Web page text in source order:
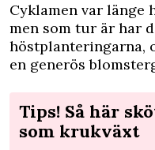
Cyklamen var länge
men som tur är har
höstplanteringarna,
en generös
Tips! Så här
som krukväxt